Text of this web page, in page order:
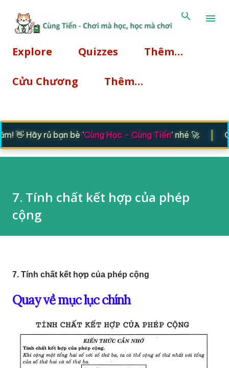
Explore Quizzes Thêm…
Cửu Chương Thêm…
👋 Hãy rủ bạn bè 'Cùng Học - Cùng Tiến' nhé 🚀
7. Tính chất kết hợp của phép
cộng
7. Tính chất kết hợp của phép cộng
Quay về mục lục chính